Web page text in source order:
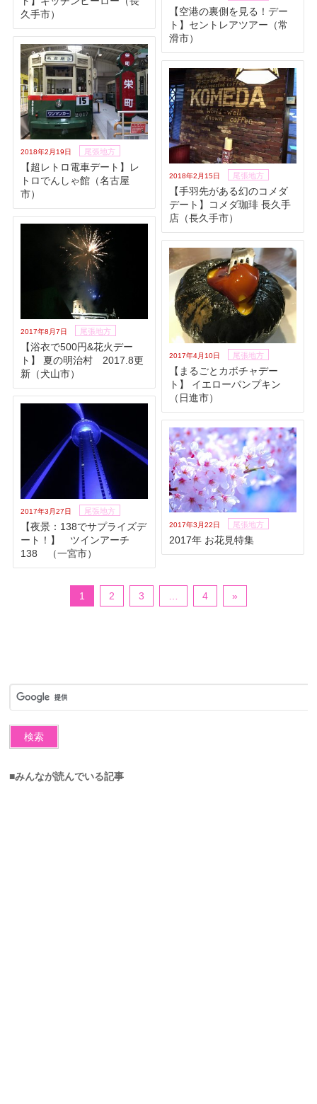
久手市）
【空港の裏側を見る！デー
ト】セントレアツアー（常
滑市）
2018年2月19日 尾張地方
【超レトロ電車デート】レ
トロでんしゃ館（名古屋
市）
2018年2月15日 尾張地方
【手羽先がある幻のコメダ
デート】コメダ珈琲 長久手
店（長久手市）
2017年8月7日 尾張地方
【浴衣で500円&花火デー
ト】 夏の明治村 2017.8更
新（犬山市）
2017年4月10日 尾張地方
【まるごとカボチャデー
ト】 イエローパンプキン
（日進市）
2017年3月27日 尾張地方
【夜景：138でサプライズデ
ート！】 ツインアーチ
138 （一宮市）
2017年3月22日 尾張地方
2017年 お花見特集
1 2 3 … 4 »
■みんなが読んでいる記事